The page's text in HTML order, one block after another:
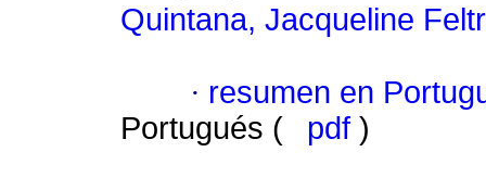
Quintana, Jacqueline
· resumen en
Portugués (
pdf )